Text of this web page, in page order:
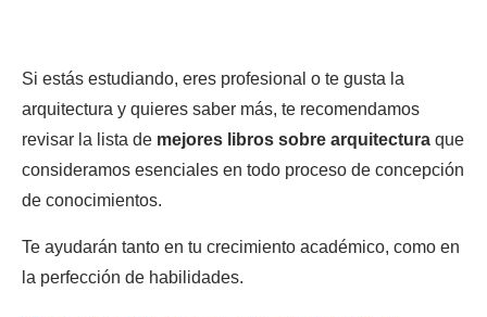
Si estás estudiando, eres profesional o te gusta la
arquitectura y quieres saber más, te recomendamos
revisar la lista de mejores libros sobre arquitectura que
consideramos esenciales en todo proceso de concepción
de conocimientos.
Te ayudarán tanto en tu crecimiento académico, como en
la perfección de habilidades.